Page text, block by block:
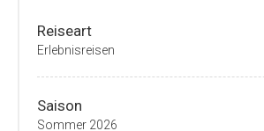
Reiseart
Erlebnisreisen
Saison
Sommer 2026